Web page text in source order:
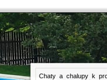
Chaty a chalupy k